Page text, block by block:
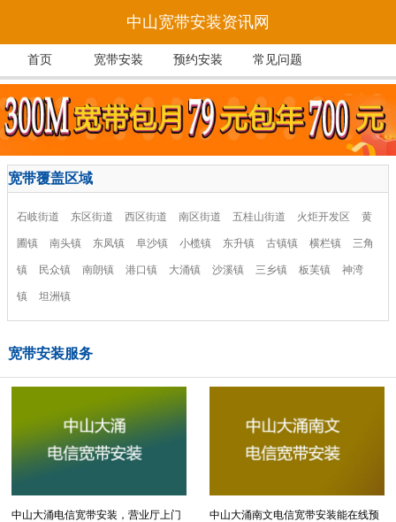
中山宽带安装资讯网
首页 宽带安装 预约安装 常见问题
宽带覆盖区域
石岐街道 东区街道 西区街道 南区街道 五桂山街道 火炬开发区 黄
圃镇 南头镇 东凤镇 阜沙镇 小榄镇 东升镇 古镇镇 横栏镇 三角
镇 民众镇 南朗镇 港口镇 大涌镇 沙溪镇 三乡镇 板芙镇 神湾
镇 坦洲镇
宽带安装服务
中山大涌电信宽带安装，营业厅上门
中山大涌南文电信宽带安装能在线预